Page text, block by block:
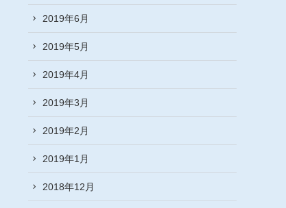
2019年6月
2019年5月
2019年4月
2019年3月
2019年2月
2019年1月
2018年12月